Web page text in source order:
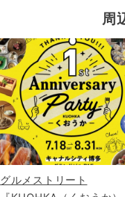
周
グルメストリート